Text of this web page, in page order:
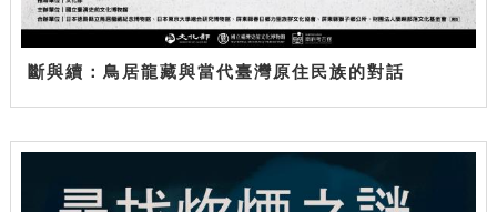
斷與續：鳥居龍藏與當代臺灣原住民族的對話